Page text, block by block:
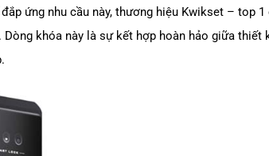
ứng nhu cầu này, thương hiệu Kwikset – top
. Dòng khóa này là sự kết hợp hoàn hảo giữa thiết